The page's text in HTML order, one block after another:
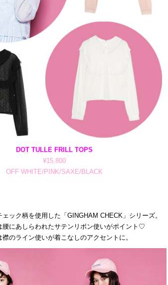
DOT TULLE FRILL TOPS
¥15,800
OFF WHITE/PINK/SAXE/BLACK
ック柄を使用した「GINGHAM CHECK」シリーズ。
腰にあしらわれたサテンリボン使いがポイント♡
襟のライン使いが着こなしのアクセントに。